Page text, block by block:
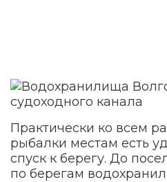
Практически ко всем
рыбалки местам есть
спуск к берегу. До
по берегам